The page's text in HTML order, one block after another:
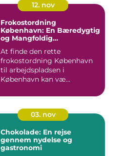
12. nov
Frokostordning
København: En Bæredygtig
og Mangfoldig
At finde den rette
frokostordning København
til arbejdspladsen i
København kan væ...
03. nov
Chokolade: En rejse
gennem nydelse og
gastronomi